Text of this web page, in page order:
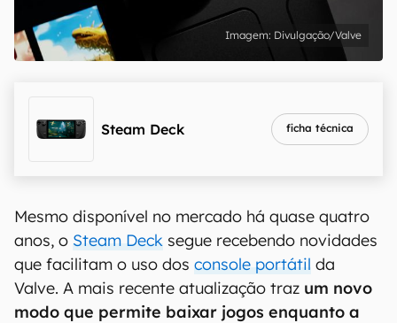
Divulgação/Valve
Steam Deck ficha técnica
Mesmo disponível no mercado há quase quatro
anos, o Steam Deck segue recebendo novidades
que facilitam o uso dos console portátil da
Valve. A mais recente atualização traz um novo
modo que permite baixar jogos enquanto a